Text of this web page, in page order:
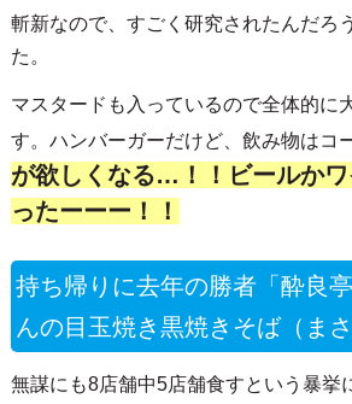
斬新なので、すごく研究されたんだろ
た。
マスタードも入っているので全体的に
す。ハンバーガーだけど、飲み物はコ
が欲しくなる…！！ビールか
ったーーー！！
持ち帰りに去年の勝者「酔良
んの 目玉焼き黒焼きそば（ま
無謀にも8店舗中5店舗食すという暴挙